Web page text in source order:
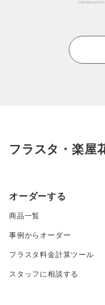
フラスタ・楽屋
オーダーする
商品一覧
事例からオーダー
フラスタ料金計算ツール
スタッフに相談する